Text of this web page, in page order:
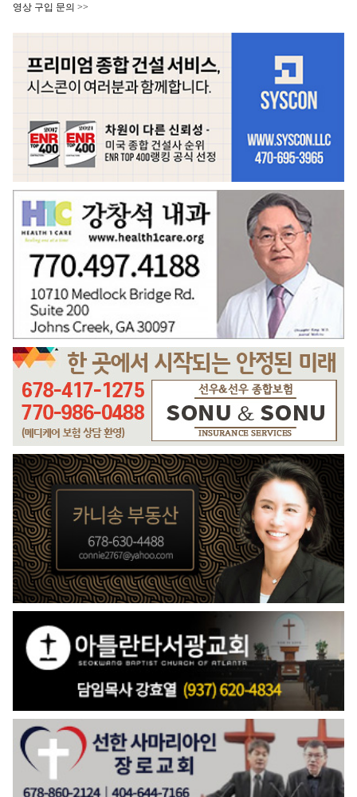
영상 구입 문의 >>